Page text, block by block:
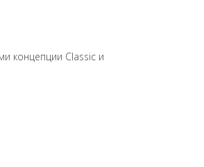
концепции Classic и